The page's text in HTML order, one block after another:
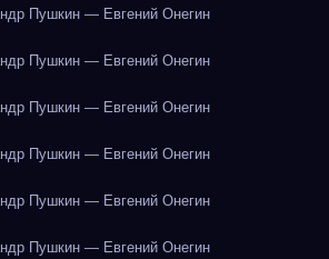
Пушкин — Евгений Онегин
Пушкин — Евгений Онегин
Пушкин — Евгений Онегин
Пушкин — Евгений Онегин
Пушкин — Евгений Онегин
Пушкин — Евгений Онегин